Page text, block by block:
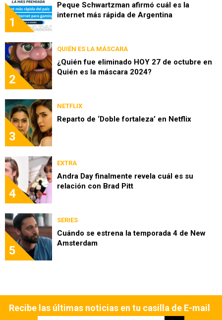
1
Peque Schwartzman afirmó cuál es la
internet más rápida de Argentina
2
QUIÉN ES LA MÁSCARA
¿Quién fue eliminado HOY 27 de octubre en
Quién es la máscara 2024?
3
NETFLIX
Reparto de ‘Doble fortaleza’ en Netflix
4
EXTRA
Andra Day finalmente revela cuál es su
relación con Brad Pitt
5
SERIES
Cuándo se estrena la temporada 4 de New
Amsterdam
Recibe las últimas noticias en tu casilla de E-mail